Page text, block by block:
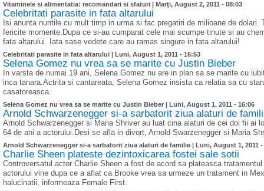
Vitaminele si alimentatia: recomandari si sfaturi | Marţi, August 2, 2011 - 08:03
Celebritati parasite in fata altarului
Isi anunta nuntile cu mult timp in urma si fac pregatiri de milioane de
fericite momente.Dupa ce si-au cumparat cele mai scumpe tinute si au
fata altarului. Iata sase vedete care au ramas singure in fata altarului!
Celebritati parasite in fata altarului | Luni, August 1, 2011 - 16:53
Selena Gomez nu vrea sa se marite cu Justin Bieber
In varsta de numai 19 ani, Selena Gomez nu are in plan sa se marite cu
inca tanara.Actrita si cantareata, Selena Gomez insista ca relatia sa cu
casatoreasca.
Selena Gomez nu vrea sa se marite cu Justin Bieber | Luni, August 1, 2011 - 16:06
Arnold Schwarzenegger si-a sarbatorit ziua alaturi de
Arnold Schwarzenegger si Maria Shriver au luat cina alaturi de cei doi fii ai
64 de ani a actorului.Desi se afla in divort, Arnold Swarzenegger si Maria
Arnold Schwarzenegger si-a sarbatorit ziua alaturi de familie | Luni, August 1, 2011 -
Charlie Sheen plateste dezintoxicarea fostei sale sotii
Controversatul actor Charlie Sheen a fost de acord sa plateasca
actorului vine dupa ce a aflat ca Brooke vrea sa urmeze un tratament in
halucinatii, informeaza Female First.